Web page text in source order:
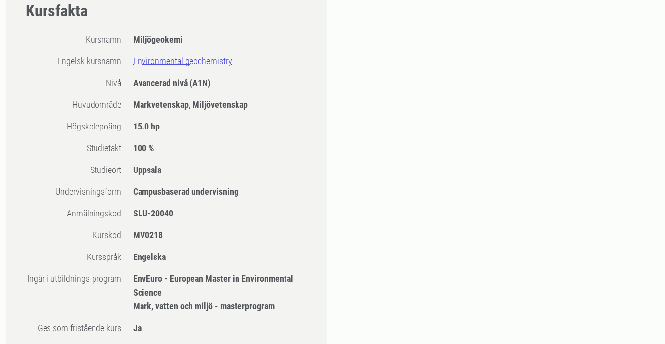
Kursfakta
Kursnamn Miljögeokemi
Engelsk kursnamn Environmental geochemistry
Nivå Avancerad nivå (A1N)
Huvudområde Markvetenskap, Miljövetenskap
högskolepoäng 15.0 hp
Studietakt 100 %
Studieort Uppsala
Undervisningsform Campusbaserad undervisning
Anmälningskod SLU-20040
Kurskod MV0218
Kursspråk Engelska
Ingår i utbildnings-program
EnvEuro - European Master in Environmental
Science
Mark, vatten och miljö - masterprogram
Ges som fristående kurs Ja